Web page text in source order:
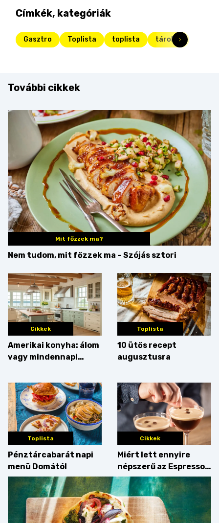
Címkék, kategóriák
Gasztro Toplista toplista tárolás
További cikkek
Mit főzzek ma?
Nem tudom, mit főzzek ma – Szójás sztori
Cikkek
Amerikai konyha: álom
vagy mindennapi
az érveket
Toplista
10 ütős recept
augusztusra
Toplista
Pénztárcabarát napi
menü Domától
Cikkek
Miért lett ennyire
népszerű az Espresso
Martini – és mit
érdemes enni mellé?